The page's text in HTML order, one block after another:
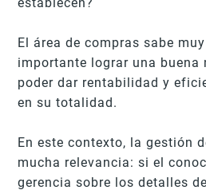
El área de compras sabe
importante lograr una buena
poder dar rentabilidad y
en su totalidad.
En este contexto, la gestión
mucha relevancia: si el
gerencia sobre los detalles